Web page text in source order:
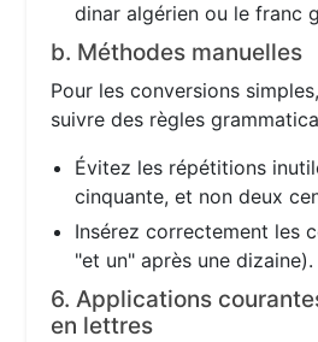
dinar algérien ou le franc
b. Méthodes manuelles
Pour les conversions
suivre des règles
Évitez les répétitions
cinquante, et non deux
Insérez correctement les
"et un" après une dizaine).
6. Applications
en lettres